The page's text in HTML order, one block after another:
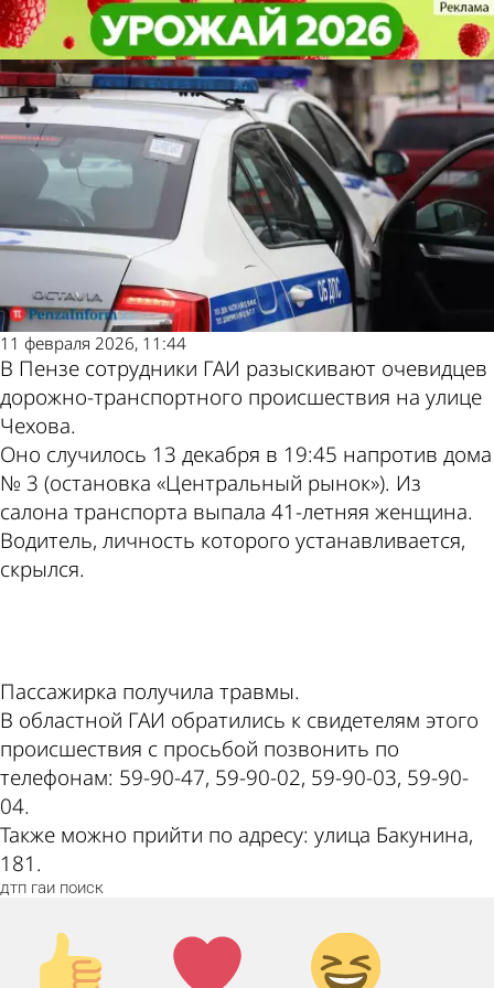
В Пензе ищут водителя, у
которого выпала пассажирка
Происшествия
11 февраля 2026, 11:44
В Пензе сотрудники ГАИ разыскивают очевидцев
дорожно-транспортного происшествия на улице
Чехова.
Оно случилось 13 декабря в 19:45 напротив дома
№ 3 (остановка «Центральный рынок»). Из
салона транспорта выпала 41-летняя женщина.
Водитель, личность которого устанавливается,
скрылся.
Пассажирка получила травмы.
В областной ГАИ обратились к свидетелям этого
происшествия с просьбой позвонить по
телефонам: 59-90-47, 59-90-02, 59-90-03, 59-90-
04.
Также можно прийти по адресу: улица Бакунина,
181.
дтп гаи поиск
Палец
вверх!
Лайк!
Дикий
смех!
В Пензе ищут водителя, у
которого выпала пассажирка
Происшествия
Другие новости по
теме
Погода и курсы
валют в Пензе